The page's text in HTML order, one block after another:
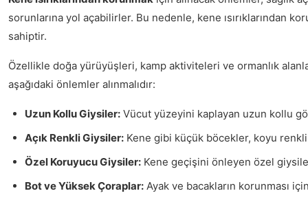
sorunlarına yol açabilirler. Bu nedenle, kene ısırıklarından
sahiptir.
Özellikle doğa yürüyüşleri, kamp aktiviteleri ve ormanlık
aşağıdaki önlemler alınmalıdır:
Uzun Kollu Giysiler: Vücut yüzeyini kaplayan uzun kollu
Açık Renkli Giysiler: Kene gibi küçük böcekler, koyu
Özel Koruyucu Giysiler: Kene geçişini önleyen özel
Bot ve Yüksek Çoraplar: Ayak ve bacakların korunması